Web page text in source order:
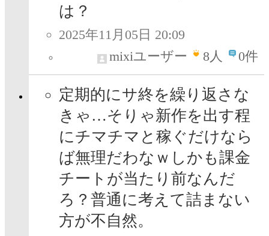
は？
2025年11月05日 20:09
mixiユーザー
8人 0件
定期的にサ終を繰り返さな
きゃ…そりゃ新作を出す程
にチマチマと稼ぐだけなら
ば無理だわなｗしかも課金
チートが当たり前なんだ
ろ？普通に考えて詰まない
方が不自然。